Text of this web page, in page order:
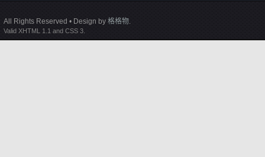
All Rights Reserved • Design by 格格物.
Valid XHTML 1.1 and CSS 3.